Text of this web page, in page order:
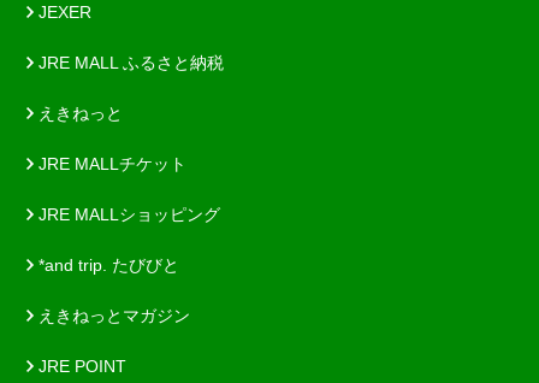
JEXER
JRE MALL ふるさと納税
えきねっと
JRE MALLチケット
JRE MALLショッピング
*and trip. たびびと
えきねっとマガジン
JRE POINT